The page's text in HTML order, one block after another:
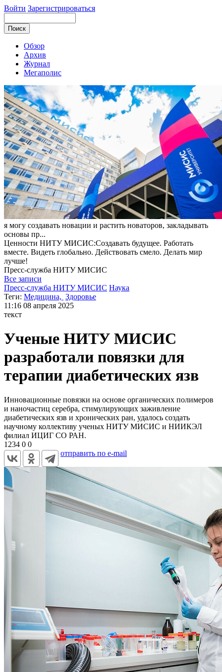
Войти Зарегистрироваться
Обзор
Архив
Журнал
Мегаполис
я могу создавать новации и растить новаторов, закладывать
основы пр...
Ценности НИТУ МИСИС:Cоздавать будущее. Работать
вместе. Видеть глобально. Действовать смело. Делать мир
лучше!
Пресс-служба НИТУ МИСИС
Все записи
Пресс-служба НИТУ МИСИС Наука
Теги: Медицина, Здоровье
11:16 08 апреля 2025
текст
Ученые НИТУ МИСИС
разработали повязки для
терапии диабетических язв
Инновационные повязки на основе органических полимеров
и наночастиц серебра, стимулирующих заживление
диабетических язв и хронических ран, удалось создать
научному коллективу ученых НИТУ МИСИС и НИИКЭЛ
филиал ИЦИГ СО РАН.
1234 0 0
отправить по e-mail